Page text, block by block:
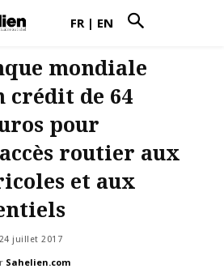
FR | EN
mondiale
crédit de 64
pour
routier aux
et aux
24 juillet 2017
Sahelien.com